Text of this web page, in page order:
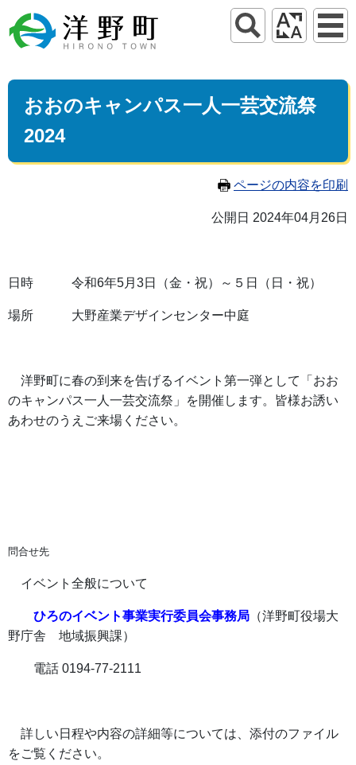
おおのキャンパス一人一芸交流祭
2024
ページの内容を印刷
公開日 2024年04月26日
日時 令和6年5月3日（金・祝）～５日（日・祝）
場所 大野産業デザインセンター中庭
洋野町に春の到来を告げるイベント第一弾として「おお
のキャンパス一人一芸交流祭」を開催します。皆様お誘い
あわせのうえご来場ください。
問合せ先
イベント全般について
ひろのイベント事業実行委員会事務局 （洋野町役場大
野庁舎 地域振興課）
電話 0194-77-2111
詳しい日程や内容の詳細等については、添付のファイル
をご覧ください。